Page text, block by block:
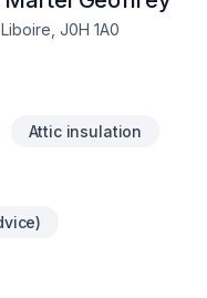
J0H 1A0
Attic insulation